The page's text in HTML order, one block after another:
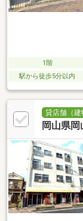
1階
駅から徒歩5分以内
貸店舗（建
岡山県